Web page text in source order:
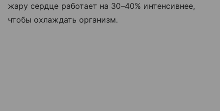
жару сердце работает на 30–40% интенсивнее,
чтобы охлаждать организм.